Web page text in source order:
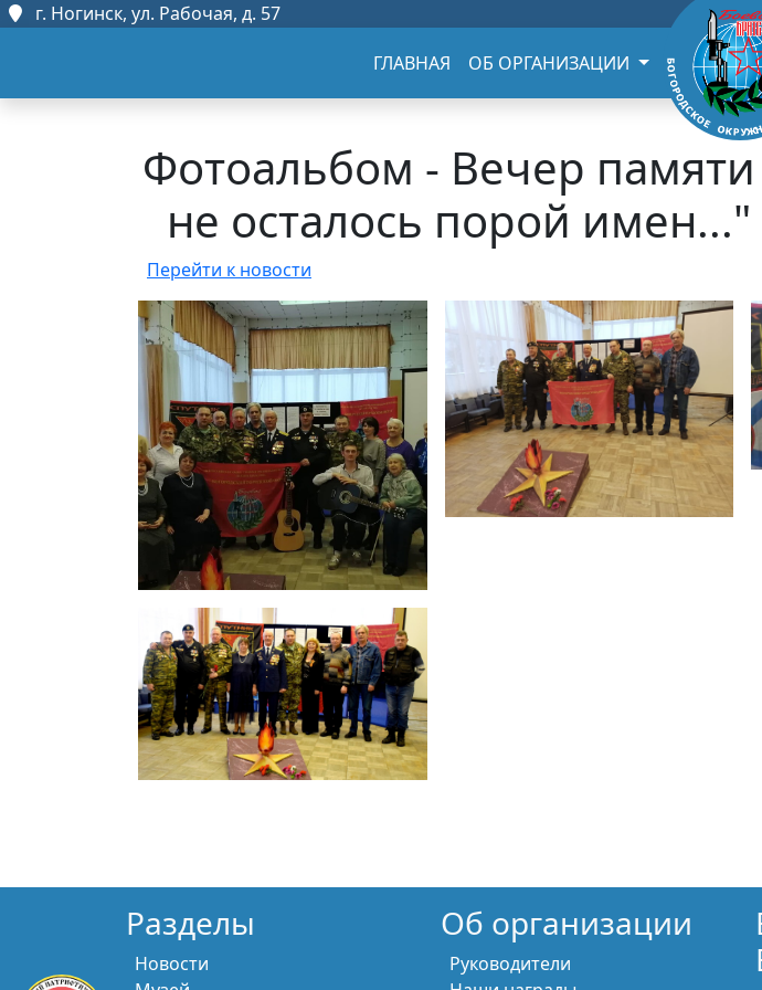
г. Ногинск, ул. Рабочая, д. 57
ГЛАВНАЯ ОБ ОРГАНИЗАЦИИ
Фотоальбом - Вечер
не осталось порой
Перейти к новости
Разделы
Новости
Об организации
Руководители